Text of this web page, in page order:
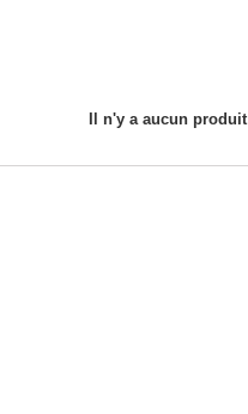
Il n'y a aucun